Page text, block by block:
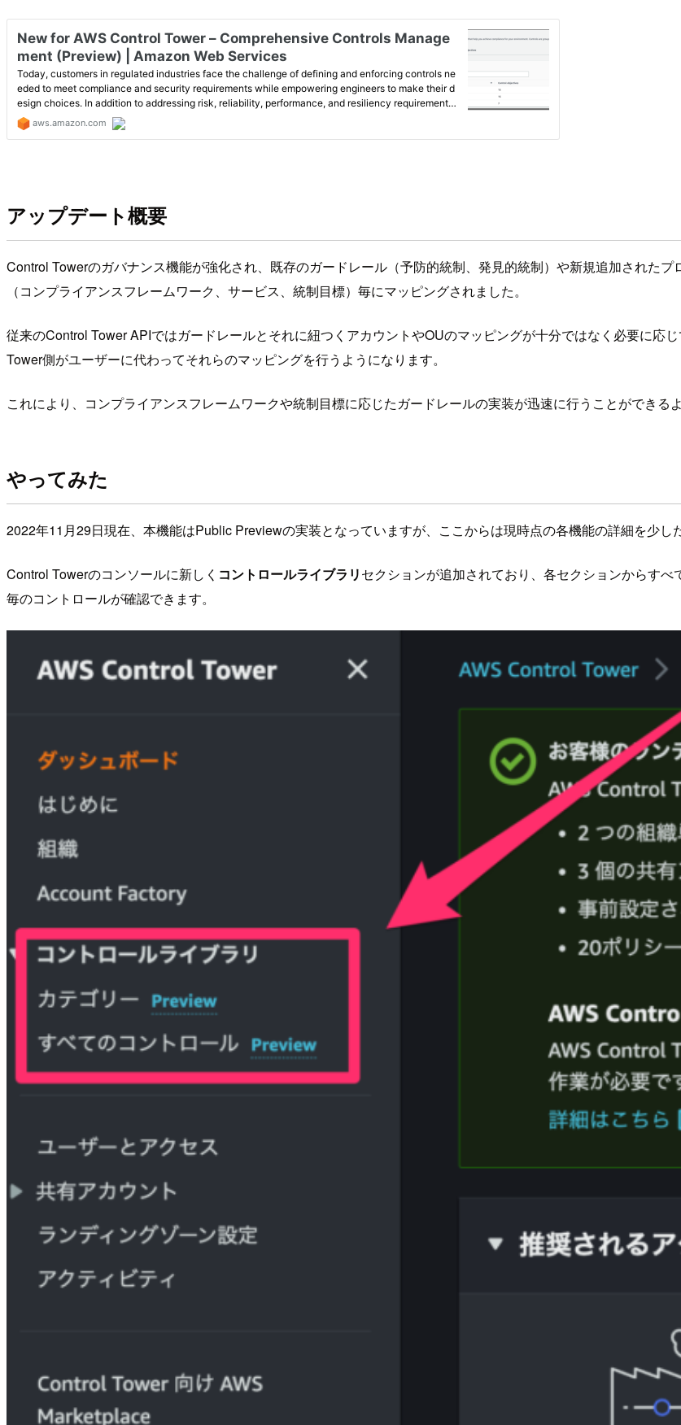
アップデート概要
Control Towerのガバナンス機能が強化され、既存のガードレール（予防的統制、発見的統制）や新規追加された
（コンプライアンスフレームワーク、サービス、統制目標）毎にマッピングされました。
従来のControl Tower APIではガードレールとそれに紐つくアカウントやOUのマッピングが十分ではなく必要に応
Tower側がユーザーに代わってそれらのマッピングを行うようになります。
これにより、コンプライアンスフレームワークや統制目標に応じたガードレールの実装が迅速に行うことができる
やってみた
2022年11月29日現在、本機能はPublic Previewの実装となっていますが、ここからは現時点の各機能の詳細を少し
Control Towerのコンソールに新しく コントロールライブラリセクションが追加されており、各セクションからす
毎のコントロールが確認できます。